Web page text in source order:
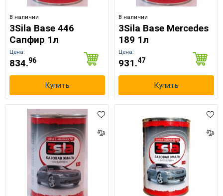
Выберите язык магазина ×
UA RU
В наличии
3Sila Base 446
Сапфир 1л
Цена:
834.96
Купить
В наличии
3Sila Base Mercedes
189 1л
Цена:
931.47
Купить